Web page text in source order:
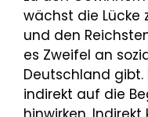
wächst die Lücke
und den
es Zweifel an
Deutschland
indirekt auf die